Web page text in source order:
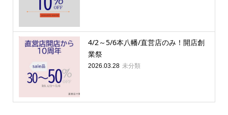
4/2～5/6本八幡/直営店のみ！開店創
業祭
2026.03.28 未分類